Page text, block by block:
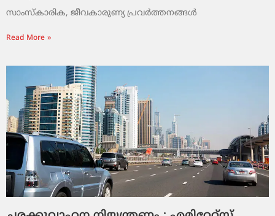
സാംസ്‌കാരിക, ജീവകാരുണ്യ പ്രവർത്തനങ്ങൾ
Read More »